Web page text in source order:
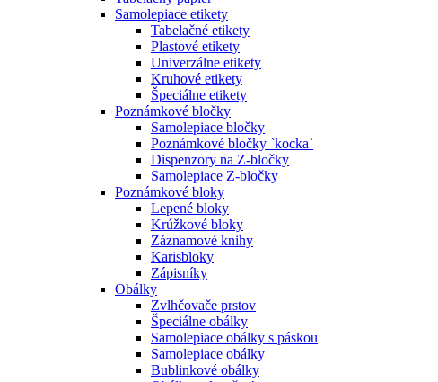
Samolepiace etikety
Tabelačné etikety
Plastové etikety
Univerzálne etikety
Kruhové etikety
Špeciálne etikety
Poznámkové bločky
Samolepiace bločky
Poznámkové bločky `kocka`
Dispenzory na Z-bločky
Samolepiace Z-bločky
Poznámkové bloky
Lepené bloky
Krúžkové bloky
Záznamové knihy
Karisbloky
Zápisníky
Obálky
Zvlhčovače prstov
Špeciálne obálky
Samolepiace obálky s páskou
Samolepiace obálky
Bublinkové obálky